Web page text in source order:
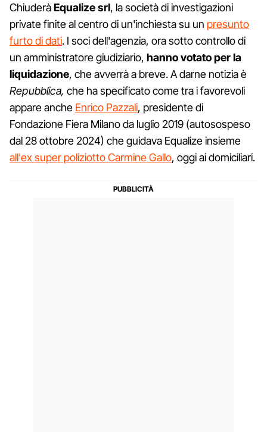
ChiuderàEqualize srl, la società di investigazioni
private finite al centro di un'inchiesta su un presunto
furto di dati. I soci dell'agenzia, ora sotto controllo di
un amministratore giudiziario, hanno votato per la
liquidazione, che avverrà a breve. A darne notizia è
Repubblica, che ha specificato come tra i favorevoli
appare anche Enrico Pazzali, presidente di
Fondazione Fiera Milano da luglio 2019 (autosospeso
dal 28 ottobre 2024) che guidava Equalize insieme
all'ex super poliziotto Carmine Gallo, oggi ai domiciliari.